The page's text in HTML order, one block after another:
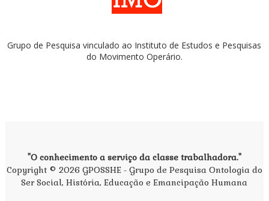
Grupo de Pesquisa vinculado ao Instituto de Estudos e Pesquisas
do Movimento Operário.
"O conhecimento a serviço da classe trabalhadora."
Copyright © 2026 GPOSSHE - Grupo de Pesquisa Ontologia do
Ser Social, História, Educação e Emancipação Humana